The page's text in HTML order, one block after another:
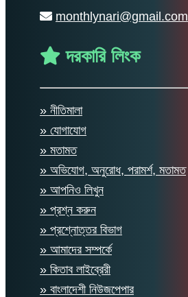
monthlynari@gmail.com
দরকারি লিংক
» নীতিমালা
» যোগাযোগ
» মতামত
» অভিযোগ, অনুরোধ, পরামর্শ, মতামত
» আপনিও লিখুন
» প্রশ্ন করুন
» প্রশ্নোত্তর বিভাগ
» আমাদের সম্পর্কে
» কিতাব লাইব্রেরী
» বাংলাদেশী নিউজপেপার